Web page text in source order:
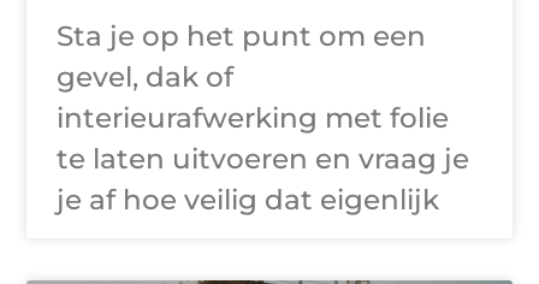
Sta je op het punt om een
gevel, dak of
interieurafwerking met folie
te laten uitvoeren en vraag je
je af hoe veilig dat eigenlijk